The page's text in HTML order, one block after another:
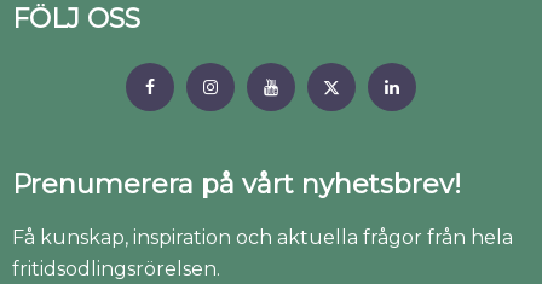
FÖLJ OSS
Prenumerera på vårt nyhetsbrev!
Få kunskap, inspiration och aktuella frågor från hela
fritidsodlingsrörelsen.